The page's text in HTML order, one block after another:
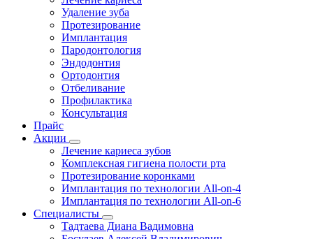
Удаление зуба
Протезирование
Имплантация
Пародонтология
Эндодонтия
Ортодонтия
Отбеливание
Профилактика
Консультация
Прайс
Акции
Лечение кариеса зубов
Комплексная гигиена полости рта
Протезирование коронками
Имплантация по технологии All-on-4
Имплантация по технологии All-on-6
Специалисты
Тадтаева Диана Вадимовна